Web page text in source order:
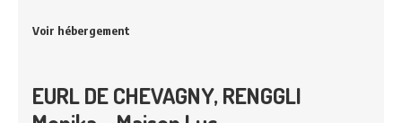
Voir hébergement
EURL DE CHEVAGNY, RENGGLI